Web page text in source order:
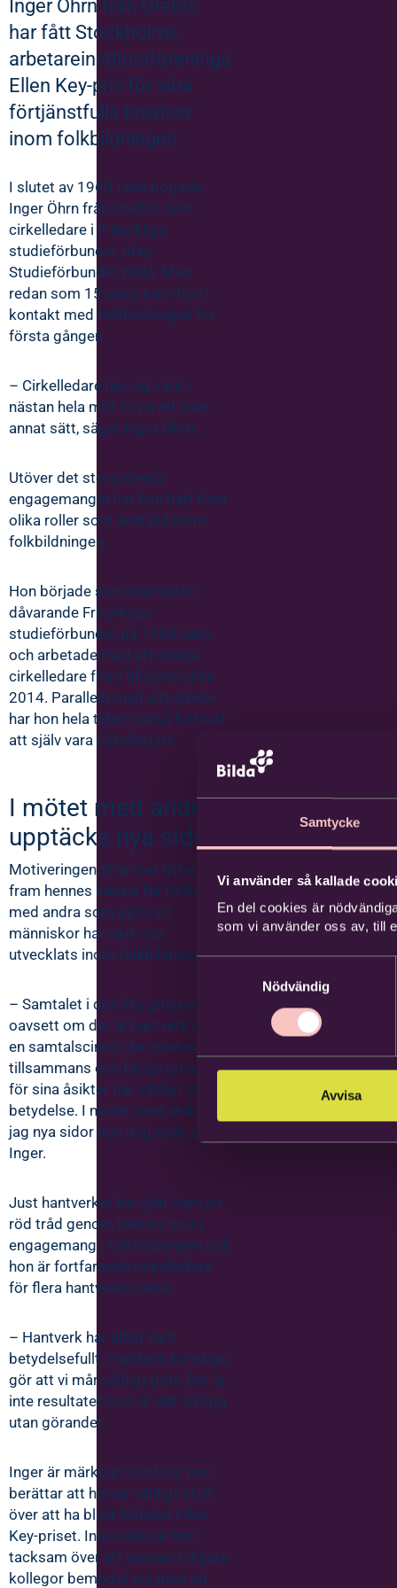
Samtycke
Vi använder så kallade
En del cookies är
som vi använder oss av, till
Nödvändig
Avvisa
Inger Öhrn från Örebro
har fått Stockholms
arbetareinstitutsförenings
Ellen Key-pris för sina
förtjänstfulla insatser
inom folkbildningen.
I slutet av 1960-talet började
Inger Öhrn från Örebro som
cirkelledare i Frikyrkliga
studieförbundet, idag
Studieförbundet Bilda. Men
redan som 15-åring kom hon i
kontakt med folkbildningen för
första gången.
– Cirkelledare har jag varit i
nästan hela mitt liv på ett eller
annat sätt, säger Inger Öhrn.
Utöver det stora ideella
engagemanget har hon haft flera
olika roller som anställd inom
folkbildningen.
Hon började som instruktör i
dåvarande Frikyrkliga
studieförbundet på 1980-talet
och arbetade med att stödja
cirkelledare fram till pensionen
2014. Parallellt med sitt arbete
har hon hela tiden också fortsatt
att själv vara cirkelledare.
I mötet med andra
upptäcks nya sidor
Motiveringen till priset lyfter
fram hennes känsla för mötet
med andra som gjort att
människor har växt och
utvecklats inom folkbildningen.
– Samtalet i den lilla gruppen,
oavsett om det är hantverk eller
en samtalscirkel, där man möts
tillsammans och får ge uttryck
för sina åsikter har väldigt stor
betydelse. I mötet med andra ser
jag nya sidor hos mig själv, säger
Inger.
Just hantverket har gått som en
röd tråd genom hennes stora
engagemang i folkbildningen och
hon är fortfarande cirkelledare
för flera hantverkscirklar.
– Hantverk har alltid varit
betydelsefullt. Handens kunskap
gör att vi mår väldigt gott. Det är
inte resultatet som är det viktiga
utan görandet.
Inger är märkbart rörd när hon
berättar att hon är väldigt stolt
över att ha blivit tilldelad Ellen
Key-priset. Inte minst är hon
tacksam över att hennes tidigare
kollegor bemödat sig med att